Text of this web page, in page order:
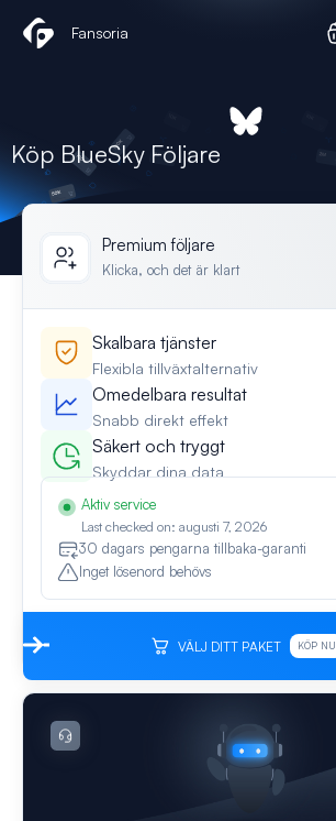
Fansoria
Köp BlueSky Följare
Premium följare
Klicka, och det är klart
Skalbara tjänster
Flexibla tillväxtalternativ
Omedelbara resultat
Snabb direkt effekt
Säkert och tryggt
Skyddar dina data
Aktiv service
Last checked on: augusti 7, 2026
30 dagars pengarna tillbaka-garanti
Inget lösenord behövs
VÄLJ DITT PAKET KÖP NU